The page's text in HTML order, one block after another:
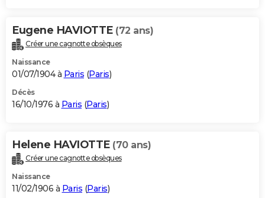
Eugene HAVIOTTE (72 ans)
Créer une cagnotte obsèques
Naissance
01/07/1904 à Paris (Paris)
Décès
16/10/1976 à Paris (Paris)
Helene HAVIOTTE (70 ans)
Créer une cagnotte obsèques
Naissance
11/02/1906 à Paris (Paris)